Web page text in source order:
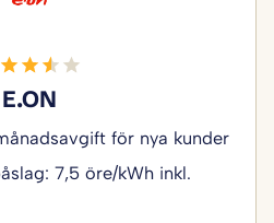
E.ON
för nya kunder
7,5 öre/kWh inkl.